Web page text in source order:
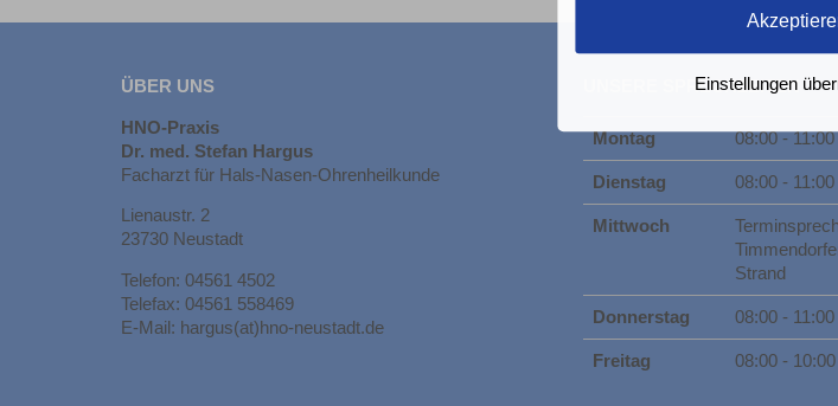
ÜBER UNS
HNO-Praxis
Dr. med. Stefan Hargus
Facharzt für Hals-Nasen-Ohrenheilkunde
Lienaustr. 2
23730 Neustadt
Telefon: 04561 4502
Telefax: 04561 558469
E-Mail: hargus(at)hno-neustadt.de
UNSERE SPRECHZEITEN
Montag 08:00 - 11:00
Dienstag 08:00 - 11:00
Mittwoch
Strand
Donnerstag 08:00 - 11:00
Freitag 08:00 - 10:00
Einstellungen